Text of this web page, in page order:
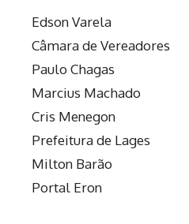
Edson Varela
Câmara de Vereadores
Paulo Chagas
Marcius Machado
Cris Menegon
Prefeitura de Lages
Milton Barão
Portal Eron